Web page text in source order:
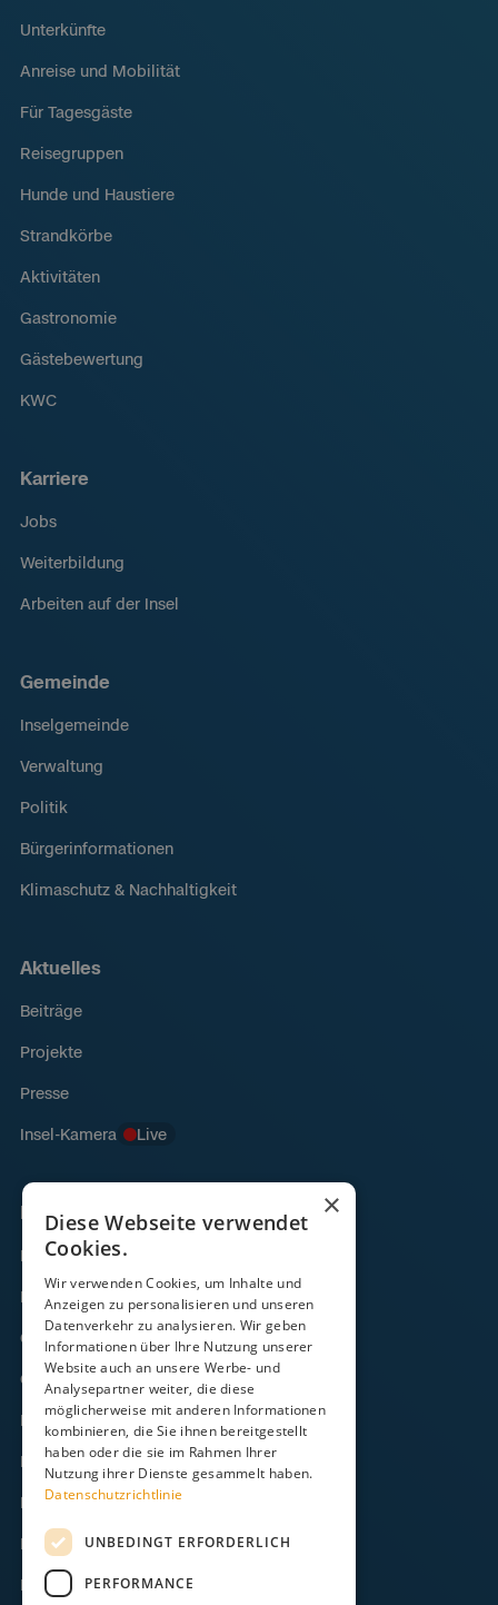
Unterkünfte
Anreise und Mobilität
Für Tagesgäste
Reisegruppen
Hunde und Haustiere
Strandkörbe
Aktivitäten
Gastronomie
Gästebewertung
KWC
Karriere
Jobs
Weiterbildung
Arbeiten auf der Insel
Gemeinde
Inselgemeinde
Verwaltung
Politik
Bürgerinformationen
Klimaschutz & Nachhaltigkeit
Aktuelles
Beiträge
Projekte
Presse
Insel-Kamera Live
Links
Fähre
Frachtverkehr
Gezeitenkalender
Onlineshop
Kontakt
FAQ
Downloads
Impressum
Datenschutz
×
Diese Webseite verwendet
Cookies.
Wir verwenden Cookies, um Inhalte und
Anzeigen zu personalisieren und unseren
Datenverkehr zu analysieren. Wir geben
Informationen über Ihre Nutzung unserer
Website auch an unsere Werbe- und
Analysepartner weiter, die diese
möglicherweise mit anderen Informationen
kombinieren, die Sie ihnen bereitgestellt
haben oder die sie im Rahmen Ihrer
Nutzung ihrer Dienste gesammelt haben.
Datenschutzrichtlinie
UNBEDINGT ERFORDERLICH
PERFORMANCE